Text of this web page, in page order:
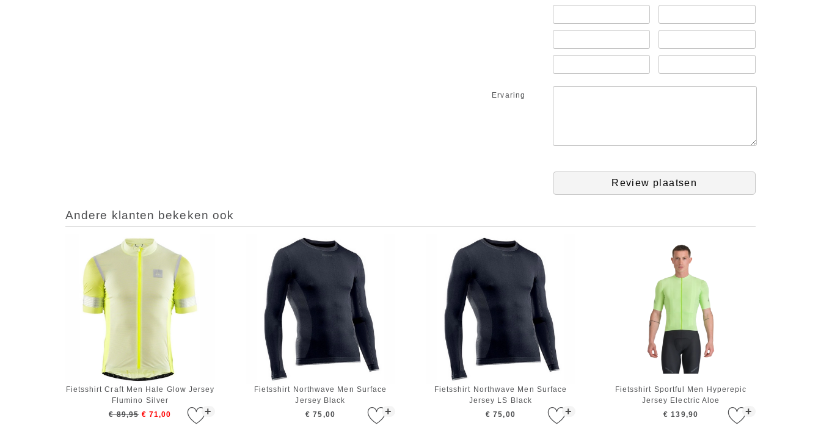
Ervaring
Review plaatsen
Andere klanten bekeken ook
+
Fietsshirt Craft Men Hale Glow Jersey
Flumino Silver
€ 89,95 € 71,00 +
Fietsshirt Northwave Men Surface
Jersey Black
€ 75,00
+
Fietsshirt Northwave Men Surface
Jersey LS Black
€ 75,00
+
Fietsshirt Sportful Men Hyperepic
Jersey Electric Aloe
€ 139,90